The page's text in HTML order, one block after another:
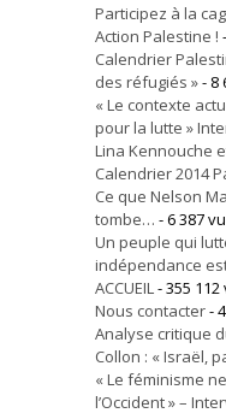
Participez à la
Action Palestine !
Calendrier
des réfugiés »- 8
« Le contexte
pour la lutte »
Lina Kennouche
Calendrier 2014
Ce que Nelson
tombe… - 6 387
Un peuple qui
indépendance
ACCUEIL - 355
Nous contacter-
Analyse critique
Collon : « Israël,
« Le féminisme
l’Occident » –